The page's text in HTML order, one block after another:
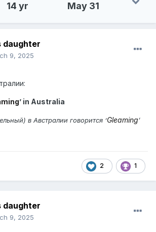
14 yr May 31
daughter
9, 2025
’ in Australia
в Австралии говорится ‘Gleaming’
2 1
daughter
9, 2025